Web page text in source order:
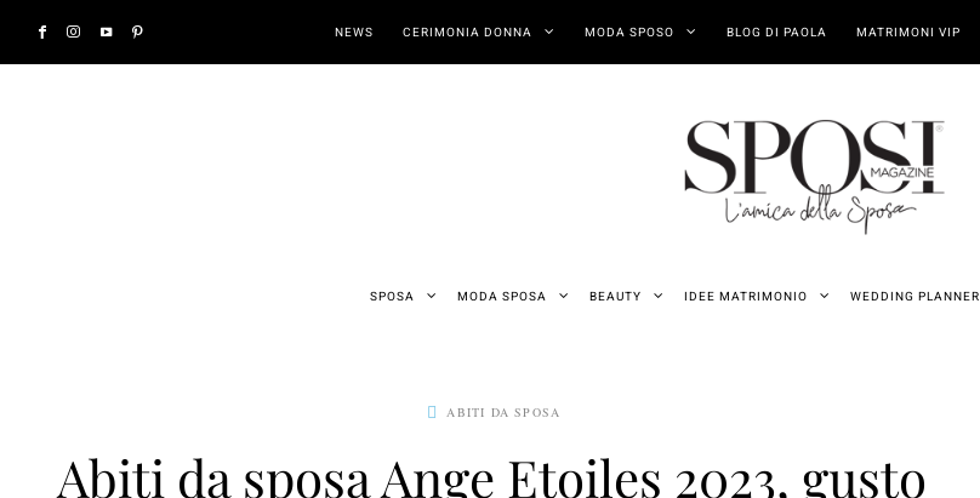
NEWS CERIMONIA DONNA MODA SPOSO BLOG DI PAOLA MATRIMONI VIP
SPOSA MODA SPOSA BEAUTY IDEE MATRIMONIO WEDDING PLANNER
ABITI DA SPOSA
Abiti da sposa Ange Etoiles 2023, gusto